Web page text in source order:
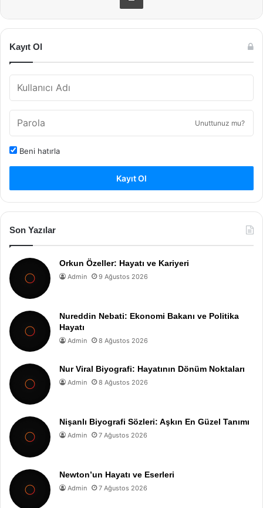
Kayıt Ol
Unuttunuz mu?
Beni hatırla
Kayıt Ol
Son Yazılar
Orkun Özeller: Hayatı ve Kariyeri
Admin 9 Ağustos 2026
Nureddin Nebati: Ekonomi Bakanı ve Politika
Hayatı
Admin 8 Ağustos 2026
Nur Viral Biyografi: Hayatının Dönüm Noktaları
Admin 8 Ağustos 2026
Nişanlı Biyografi Sözleri: Aşkın En Güzel Tanımı
Admin 7 Ağustos 2026
Newton’un Hayatı ve Eserleri
Admin 7 Ağustos 2026